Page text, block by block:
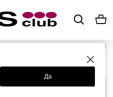
Да
Женские сумки и